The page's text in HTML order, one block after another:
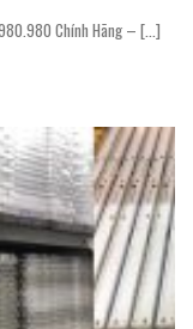
Chính Hãng – [...]